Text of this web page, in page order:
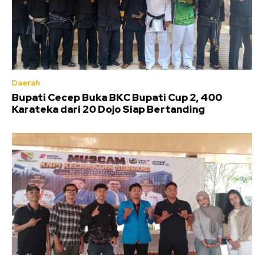
Daerah
Bupati Cecep Buka BKC Bupati Cup 2, 400
Karateka dari 20 Dojo Siap Bertanding